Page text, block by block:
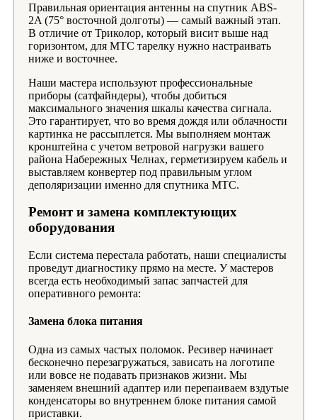
Правильная ориентация антенны на спутник ABS-
2A (75° восточной долготы) — самый важный этап.
В отличие от Триколор, который висит выше над
горизонтом, для МТС тарелку нужно настраивать
ниже и восточнее.
Наши мастера используют профессиональные
приборы (сатфайндеры), чтобы добиться
максимального значения шкалы качества сигнала.
Это гарантирует, что во время дождя или облачности
картинка не рассыплется. Мы выполняем монтаж
кронштейна с учетом ветровой нагрузки вашего
района Набережных Челнах, герметизируем кабель и
выставляем конвертер под правильным углом
деполяризации именно для спутника МТС.
Ремонт и замена комплектующих
оборудования
Если система перестала работать, наши специалисты
проведут диагностику прямо на месте. У мастеров
всегда есть необходимый запас запчастей для
оперативного ремонта:
Замена блока питания
Одна из самых частых поломок. Ресивер начинает
бесконечно перезагружаться, зависать на логотипе
или вовсе не подавать признаков жизни. Мы
заменяем внешний адаптер или перепаиваем вздутые
конденсаторы во внутреннем блоке питания самой
приставки.